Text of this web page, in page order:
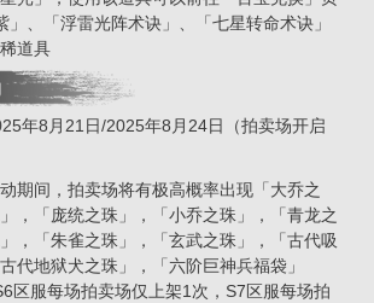
」、「浮雷光阵术诀」、「七星转命术诀」
道具
年8月21日/2025年8月24日（拍卖场开启
动期间，拍卖场将有极高概率出现「大乔之
，「庞统之珠」，「小乔之珠」，「青龙之
，「朱雀之珠」，「玄武之珠」，「古代吸
代地狱犬之珠」，「六阶巨神兵福袋」
区服每场拍卖场仅上架1次，S7区服每场拍